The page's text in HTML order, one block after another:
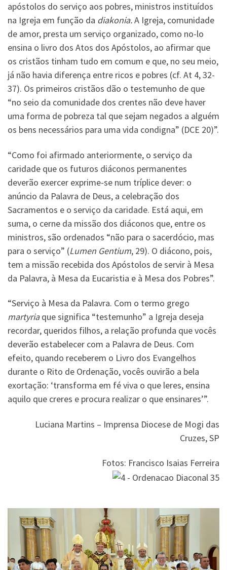
apóstolos do serviço aos pobres, ministros instituídos
na Igreja em função da diakonia.A Igreja, comunidade
de amor, presta um serviço organizado, como no-lo
ensina o livro dos Atos dos Apóstolos, ao afirmar que
os cristãos tinham tudo em comum e que, no seu meio,
já não havia diferença entre ricos e pobres (cf. At 4, 32-
37). Os primeiros cristãos dão o testemunho de que
“no seio da comunidade dos crentes não deve haver
uma forma de pobreza tal que sejam negados a alguém
os bens necessários para uma vida condigna” (DCE 20)”.
“Como foi afirmado anteriormente, o serviço da
caridade que os futuros diáconos permanentes
deverão exercer exprime-se num tríplice dever: o
anúncio da Palavra de Deus, a celebração dos
Sacramentos e o serviço da caridade. Está aqui, em
suma, o cerne da missão dos diáconos que, entre os
ministros, são ordenados “não para o sacerdócio, mas
para o serviço” (Lumen Gentium, 29). O diácono, pois,
tem a missão recebida dos Apóstolos de servir à Mesa
da Palavra, à Mesa da Eucaristia e à Mesa dos Pobres”.
“Serviço à Mesa da Palavra. Com o termo grego
martyriaque significa “testemunho” a Igreja deseja
recordar, queridos filhos, a relação profunda que vocês
deverão estabelecer com a Palavra de Deus. Com
efeito, quando receberem o Livro dos Evangelhos
durante o Rito de Ordenação, vocês ouvirão a bela
exortação: ‘transforma em fé viva o que leres, ensina
aquilo que creres e procura realizar o que ensinares’”.
Luciana Martins – Imprensa Diocese de Mogi das
Cruzes, SP
Fotos: Francisco Isaias Ferreira